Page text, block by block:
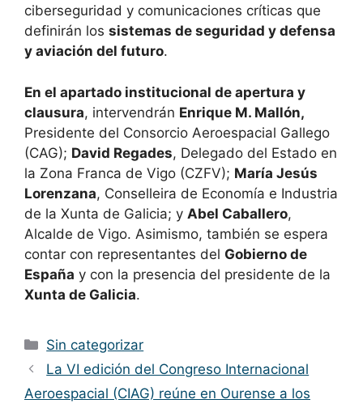
ciberseguridad y comunicaciones críticas que
definirán los sistemas de seguridad y defensa
y aviación del futuro.
En el apartado institucional de apertura y
clausura, intervendrán Enrique M. Mallón,
Presidente del Consorcio Aeroespacial Gallego
(CAG); David Regades, Delegado del Estado en
la Zona Franca de Vigo (CZFV); María Jesús
Lorenzana, Conselleira de Economía e Industria
de la Xunta de Galicia; y Abel Caballero,
Alcalde de Vigo. Asimismo, también se espera
contar con representantes del Gobierno de
España y con la presencia del presidente de la
Xunta de Galicia.
Sin categorizar
La VI edición del Congreso Internacional
Aeroespacial (CIAG) reúne en Ourense a los